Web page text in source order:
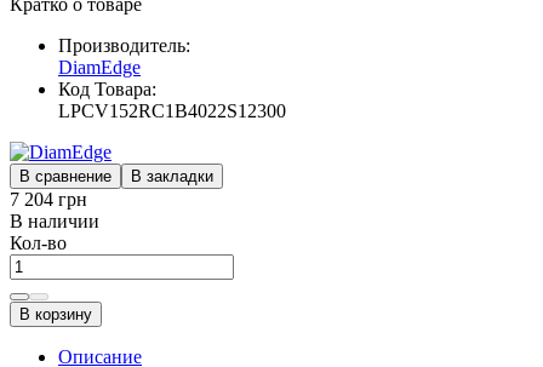
Производитель:
DiamEdge
Код Товара:
LPCV152RC1B4022S12300
В сравнение В закладки
7 204 грн
В наличии
Кол-во
В корзину
Описание